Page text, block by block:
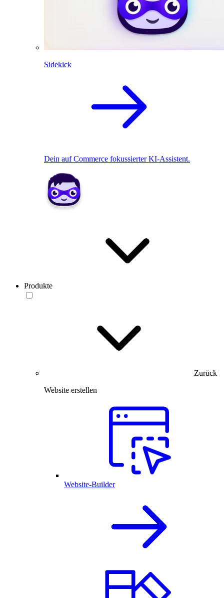
Sidekick
Dein auf Commerce fokussierter KI-Assistent.
Produkte
Zurück
Website erstellen
Website-Builder